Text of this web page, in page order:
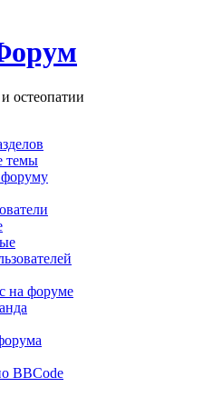
остеопатии
темы
на форуме
BBCode